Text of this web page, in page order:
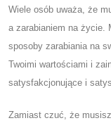
Wiele osób uważa, że
a zarabianiem na życie.
sposoby zarabiania na
Twoimi wartościami i
satysfakcjonujące i
Zamiast czuć, że